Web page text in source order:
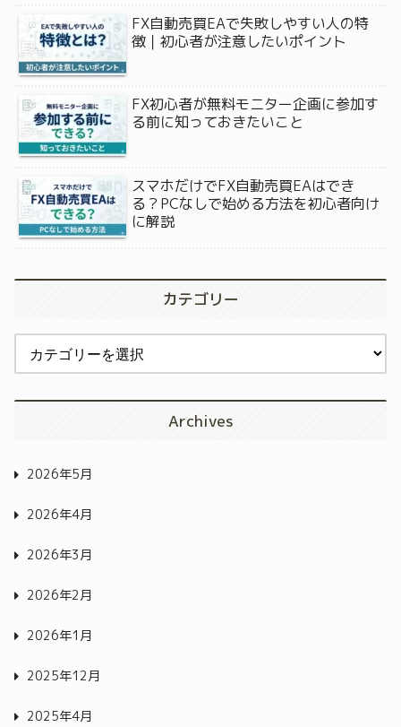
FX自動売買EAで失敗しやすい人の特
徴｜初心者が注意したいポイント
FX初心者が無料モニター企画に参加す
る前に知っておきたいこと
スマホだけでFX自動売買EAはでき
る？PCなしで始める方法を初心者向け
に解説
カテゴリー
Archives
2026年5月
2026年4月
2026年3月
2026年2月
2026年1月
2025年12月
2025年4月